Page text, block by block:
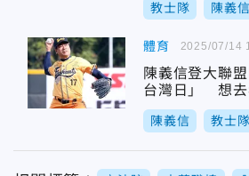
教士隊 陳義信
體育
陳義信登大聯
台灣日」 想去
陳義信 教士隊
2025/07/14